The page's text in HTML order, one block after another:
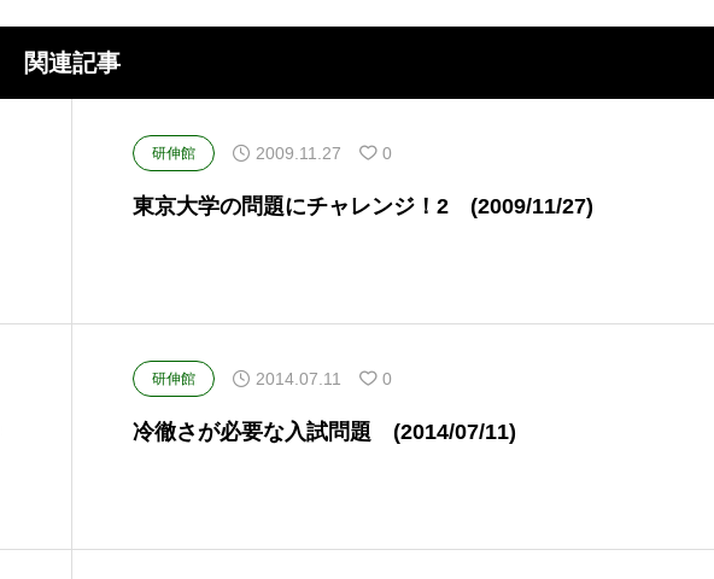
関連記事
研伸館 2009.11.27 0
東京大学の問題にチャレンジ！2 (2009/11/27)
研伸館 2014.07.11 0
冷徹さが必要な入試問題 (2014/07/11)